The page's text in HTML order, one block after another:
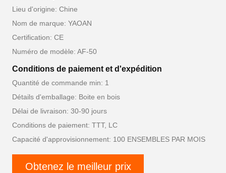
Lieu d'origine: Chine
Nom de marque: YAOAN
Certification: CE
Numéro de modèle: AF-50
Conditions de paiement et d'expédition
Quantité de commande min: 1
Détails d'emballage: Boite en bois
Délai de livraison: 30-90 jours
Conditions de paiement: TTT, LC
Capacité d'approvisionnement: 100 ENSEMBLES PAR MOIS
Obtenez le meilleur prix